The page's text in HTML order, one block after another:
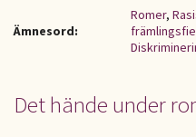
Ämnesord:
Romer,
Det hände under